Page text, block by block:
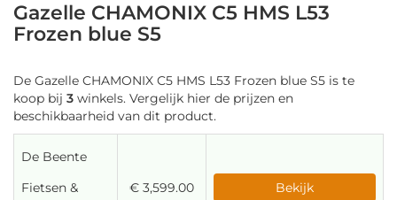
Gazelle CHAMONIX C5 HMS L53
Frozen blue S5
De Gazelle CHAMONIX C5 HMS L53 Frozen blue S5 is te
koop bij 3 winkels. Vergelijk hier de prijzen en
beschikbaarheid van dit product.
De Beente
Fietsen &
€ 3,599.00 Bekijk